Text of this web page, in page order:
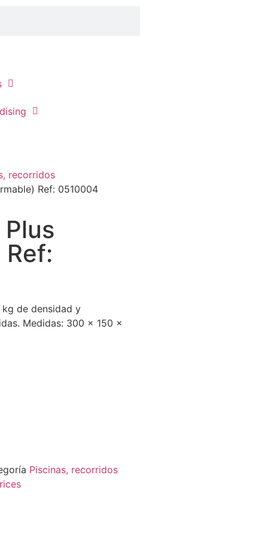
recorridos
Ref: 0510004
de densidad y
Medidas: 300 x 150 x
Piscinas, recorridos